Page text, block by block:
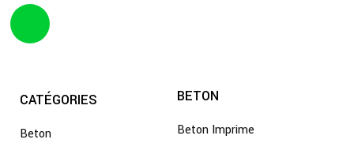
CATÉGORIES
Beton
BETON
Beton Imprime